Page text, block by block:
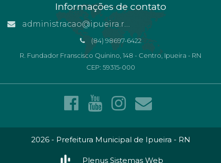
Informações de contato
administracao@ipueira.rn.gov.br
(84) 98697-6422
R. Fundador Franscisco Quinino, 148 - Centro, Ipueira - RN
CEP: 59315-000
2026 - Prefeitura Municipal de Ipueira - RN
Plenus Sistemas Web